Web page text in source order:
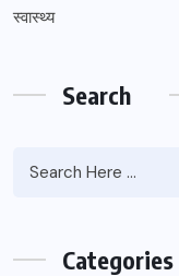
स्वास्थ्य
Search
Categories